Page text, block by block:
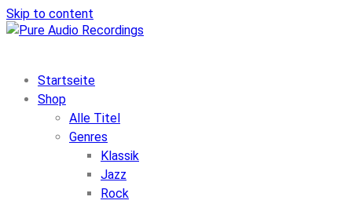
Skip to content
Startseite
Shop
Alle Titel
Genres
Klassik
Jazz
Rock